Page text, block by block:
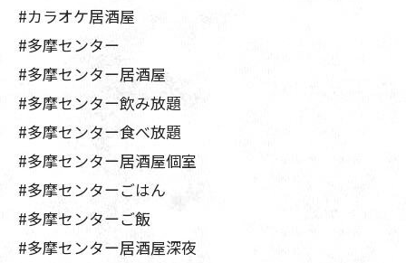
#カラオケ居酒屋
#多摩センター
#多摩センター居酒屋
#多摩センター飲み放題
#多摩センター食べ放題
#多摩センター居酒屋個室
#多摩センターごはん
#多摩センターご飯
#多摩センター居酒屋深夜